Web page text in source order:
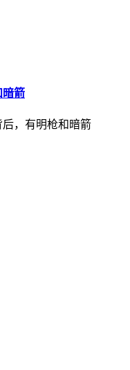
暗箭
后，有明枪和暗箭